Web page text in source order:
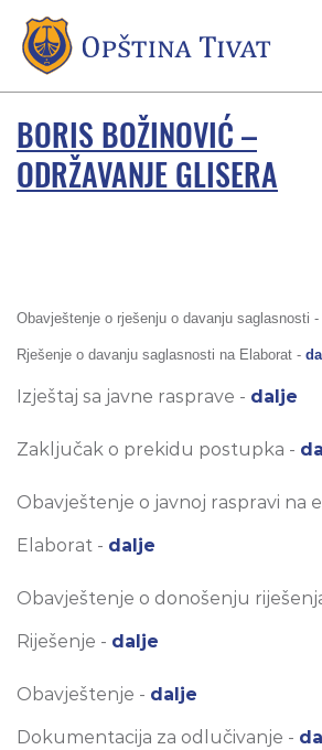
BORIS BOŽINOVIĆ –
ODRŽAVANJE GLISERA
Obavještenje o rješenju o davanju saglasnosti -
Rješenje o davanju saglasnosti na Elaborat -
Izještaj sa javne rasprave - dalje
Zaključak o prekidu postupka -
Obavještenje o javnoj raspravi na
Elaborat - dalje
Obavještenje o donošenju
Riješenje - dalje
Obavještenje - dalje
Dokumentacija za odlučivanje -